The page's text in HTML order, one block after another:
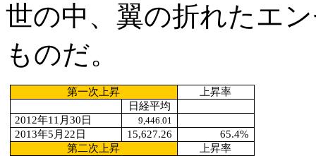
世の中、翼の折れたエ
ものだ。
第一次上昇
上昇率
日経平均
2012年11月30日 9,446.01
2013年5月22日 15,627.26
65.4%
第二次上昇
上昇率